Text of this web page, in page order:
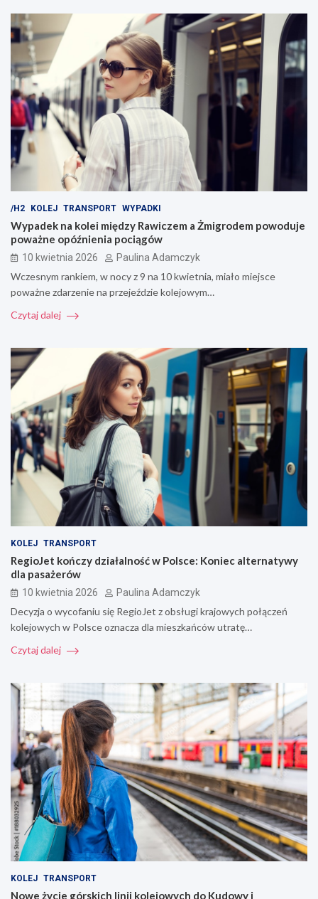
/H2 KOLEJ TRANSPORT WYPADKI
Wypadek na kolei między Rawiczem a Żmigrodem powoduje
poważne opóźnienia pociągów
10 kwietnia 2026 Paulina Adamczyk
Wczesnym rankiem, w nocy z 9 na 10 kwietnia, miało miejsce
poważne zdarzenie na przejeździe kolejowym…
Czytaj dalej
KOLEJ TRANSPORT
RegioJet kończy działalność w Polsce: Koniec alternatywy
dla pasażerów
10 kwietnia 2026 Paulina Adamczyk
Decyzja o wycofaniu się RegioJet z obsługi krajowych połączeń
kolejowych w Polsce oznacza dla mieszkańców utratę…
Czytaj dalej
KOLEJ TRANSPORT
Nowe życie górskich linii kolejowych do Kudowy i